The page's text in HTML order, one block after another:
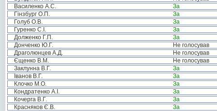
Василенко А.С.
За
Гінзбург О.П.
За
Голуб О.В.
За
Гуренко С.І.
За
Долженко Г.П.
За
Донченко Ю.Г.
Не голосував
Драголюнцев А.Д.
Не голосував
Єщенко В.М.
Не голосував
Заклунна В.Г.
За
Іванов В.Г.
За
Клочко М.О.
За
Кондратенко А.І.
За
Кочерга В.Г.
За
Красняков Є.В.
За